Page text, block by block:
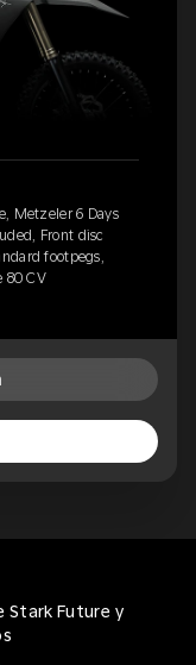
Metzeler 6 Days
Front disc
footpegs,
80 CV
Stark Future y